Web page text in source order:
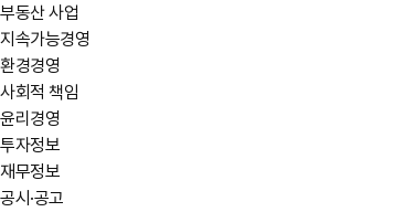
부동산 사업
지속가능경영
환경경영
사회적 책임
윤리경영
투자정보
재무정보
공시·공고